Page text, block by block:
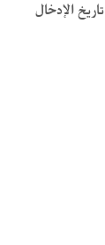
تاريخ الإدخال